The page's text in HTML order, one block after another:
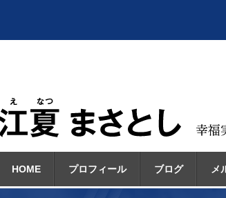
HOME プロフィール ブログ メ